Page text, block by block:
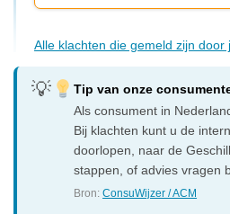
Alle klachten die gemeld zijn door
Tip van onze
Als consument in
Bij klachten kunt u de
doorlopen, naar de
stappen, of advies vragen
Bron:ConsuWijzer / ACM